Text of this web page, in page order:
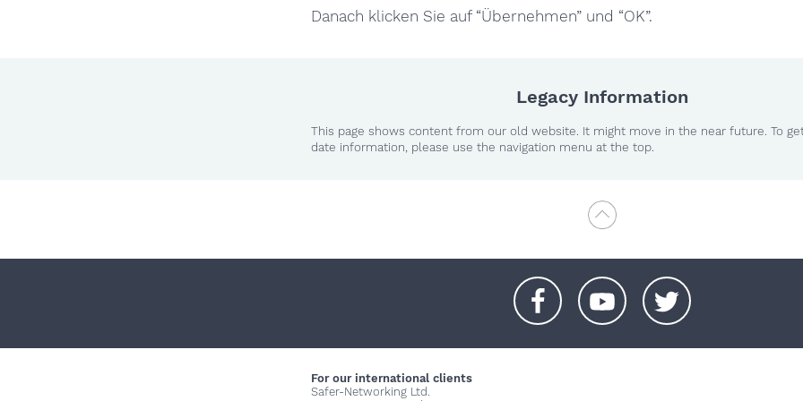
Danach klicken Sie auf “Übernehmen” und “OK”.
Legacy Information
This page shows content from our old website. It might move in the near future. To
date information, please use the navigation menu at the top.
For our international clients
Safer-Networking Ltd.